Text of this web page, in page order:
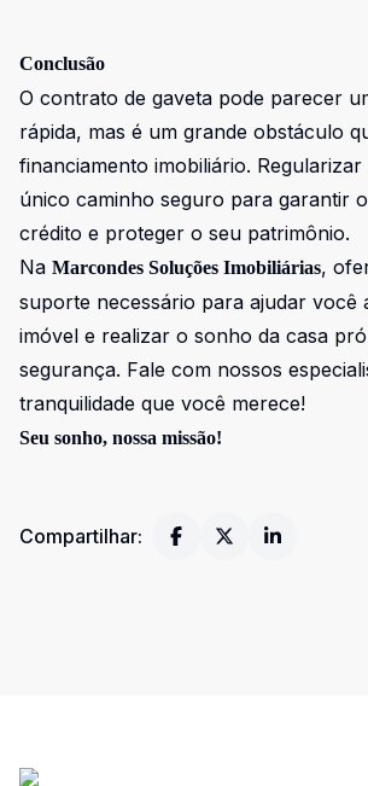
Conclusão
O contrato de gaveta pode parecer
rápida, mas é um grande obstáculo
financiamento imobiliário.
único caminho seguro para garantir
crédito e proteger o seu patrimônio.
Na Marcondes Soluções Imobiliárias,
suporte necessário para ajudar você
imóvel e realizar o sonho da casa
segurança. Fale com nossos
tranquilidade que você merece!
Seu sonho, nossa missão!
Compartilhar: